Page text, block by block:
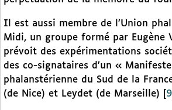
Il est aussi membre de l’Union
Midi, un groupe formé par Eugène
prévoit des expérimentations
des co-signataires d’un «
phalanstérienne du Sud de la
(de Nice) et Leydet (de Marseille)
9